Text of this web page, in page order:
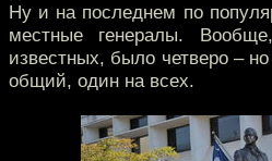
Ну и на последнем по
местные генералы.
известных, было четверо –
общий, один на всех.